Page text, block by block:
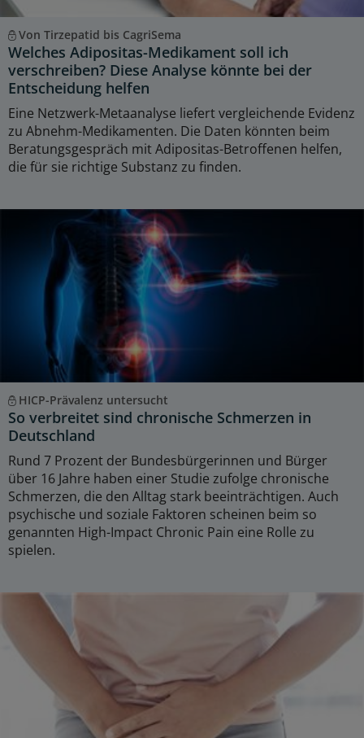
Von Tirzepatid bis CagriSema
Welches Adipositas-Medikament soll ich
verschreiben? Diese Analyse könnte bei der
Entscheidung helfen
Eine Netzwerk-Metaanalyse liefert vergleichende Evidenz
zu Abnehm-Medikamenten. Die Daten könnten beim
Beratungsgespräch mit Adipositas-Betroffenen helfen,
die für sie richtige Substanz zu finden.
HICP-Prävalenz untersucht
So verbreitet sind chronische Schmerzen in
Deutschland
Rund 7 Prozent der Bundesbürgerinnen und Bürger
über 16 Jahre haben einer Studie zufolge chronische
Schmerzen, die den Alltag stark beeinträchtigen. Auch
psychische und soziale Faktoren scheinen beim so
genannten High-Impact Chronic Pain eine Rolle zu
spielen.